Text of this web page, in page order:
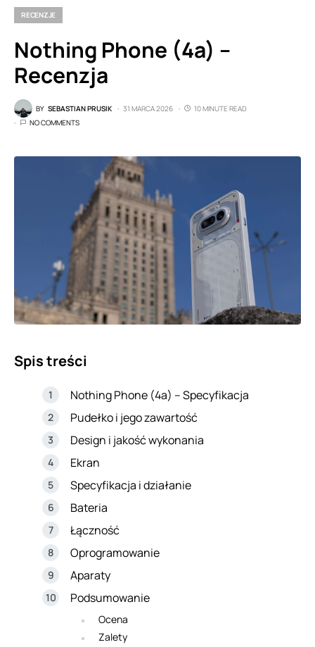
RECENZJE
Nothing Phone (4a) –
Recenzja
BY SEBASTIAN PRUSIK 31 MARCA 2026
10 MINUTE READ
NO COMMENTS
Spis treści
Nothing Phone (4a) – Specyfikacja
Pudełko i jego zawartość
Design i jakość wykonania
Ekran
Specyfikacja i działanie
Bateria
Łączność
Oprogramowanie
Aparaty
Podsumowanie
Ocena
Zalety